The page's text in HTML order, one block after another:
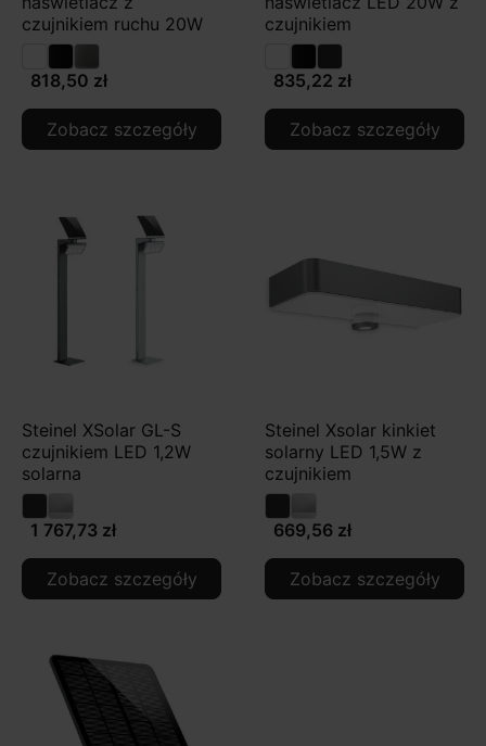
czujnikiem ruchu 20W
818,50 zł
Zobacz szczegóły
czujnikiem
835,22 zł
Zobacz szczegóły
Steinel XSolar GL-S
czujnikiem LED 1,2W
solarna
1 767,73 zł
Zobacz szczegóły
Steinel Xsolar kinkiet
solarny LED 1,5W z
czujnikiem
669,56 zł
Zobacz szczegóły